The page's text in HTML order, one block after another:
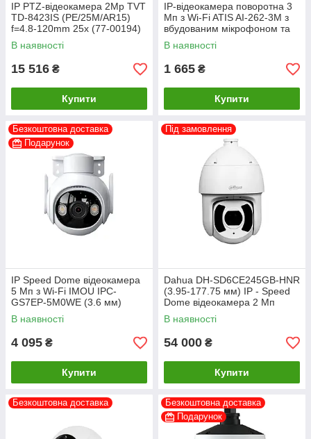
IP PTZ-відеокамера 2Mp TVT
TD-8423IS (PE/25M/AR15)
f=4.8-120mm 25x (77-00194)
В наявності
15 516 ₴
Купити
IP-відеокамера поворотна 3
Мп з Wi-Fi ATIS AI-262-3M з
вбудованим мікрофоном та
динаміком для системи
відеоспостереження
В наявності
1 665 ₴
Купити
Безкоштовна доставка
Подарунок
IP Speed Dome відеокамера
5 Мп з Wi-Fi IMOU IPC-
GS7EP-5M0WE (3.6 мм)
В наявності
4 095 ₴
Купити
Під замовлення
Dahua DH-SD6CE245GB-HNR
(3.95-177.75 мм) IP - Speed
Dome відеокамера 2 Мп
В наявності
54 000 ₴
Купити
Безкоштовна доставка
Безкоштовна доставка
Подарунок